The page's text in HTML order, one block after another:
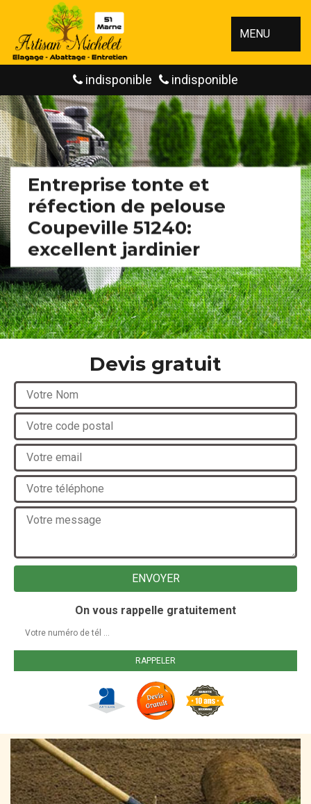
MENU
indisponible indisponible
Entreprise tonte et
réfection de pelouse
Coupeville 51240:
excellent jardinier
Devis gratuit
On vous rappelle gratuitement